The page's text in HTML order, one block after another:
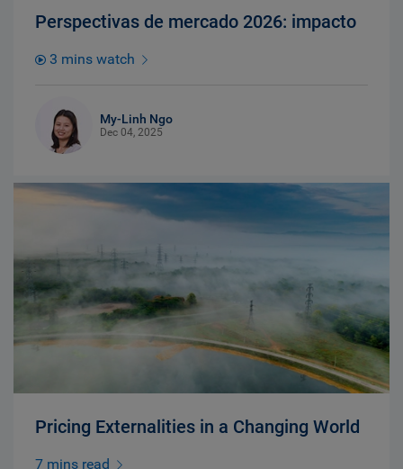
Perspectivas de mercado 2026: impacto
3 mins watch
My-Linh Ngo
Dec 04, 2025
Pricing Externalities in a Changing World
7 mins read